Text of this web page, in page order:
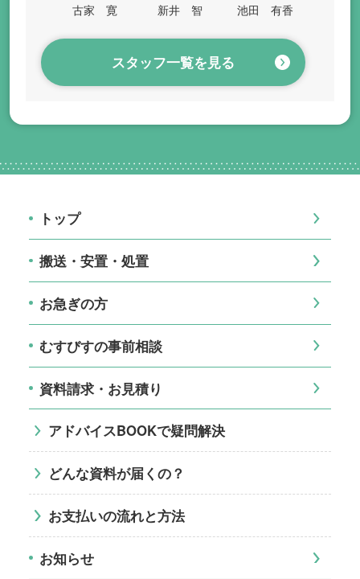
古家 寛 新井 智 池田 有香
スタッフ一覧を見る
トップ
搬送・安置・処置
お急ぎの方
むすびすの事前相談
資料請求・お見積り
アドバイスBOOKで疑問解決
どんな資料が届くの？
お支払いの流れと方法
お知らせ